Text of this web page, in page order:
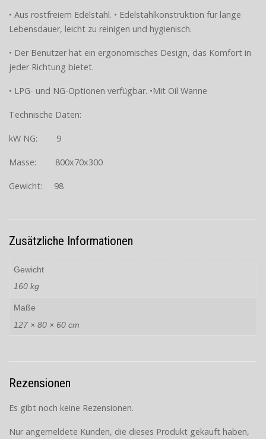
• Aus rostfreiem Edelstahl. • Edelstahlkonstruktion für lange
Lebensdauer, leicht zu reinigen und hygienisch.
• Der Benutzer hat ein ergonomisches Design, das Komfort in
jeder Richtung bietet.
• LPG- und NG-Optionen verfügbar. •Mit Oil Wanne
Technische Daten:
kW NG: 9
Masse: 800x70x300
Gewicht: 98
Zusätzliche Informationen
Gewicht
160 kg
Maße
127 × 80 × 60 cm
Rezensionen
Es gibt noch keine Rezensionen.
Nur angemeldete Kunden, die dieses Produkt gekauft haben,